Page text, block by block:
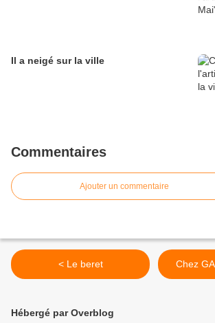
Il a neigé sur la ville
Commentaires
Ajouter un commentaire
< Le beret
Hébergé par Overblog